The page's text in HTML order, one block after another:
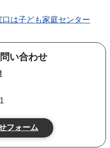
は子ども家庭センター
い合わせ